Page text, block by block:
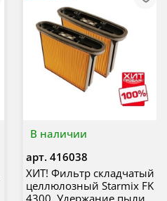
В наличии
арт. 416038
ХИТ! Фильтр складчатый
целлюлозный Starmix FK